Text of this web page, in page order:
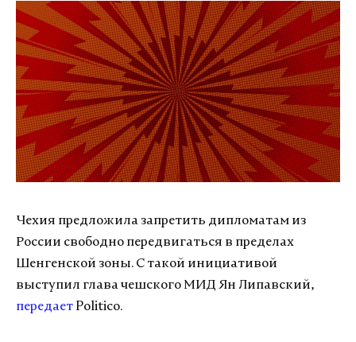
Чехия предложила запретить дипломатам из
России свободно передвигаться в пределах
Шенгенской зоны. С такой инициативой
выступил глава чешского МИД Ян Липавский,
передает Politico.